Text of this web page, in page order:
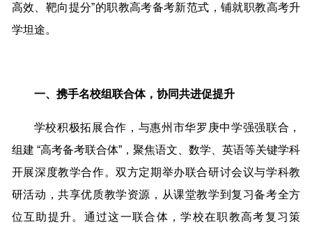
高效、靶向提分”的职教高考备考新范式，铺就职教高考升
学坦途。
一、携手名校组联合体，协同共进促提升
学校积极拓展合作，与惠州市华罗庚中学强强联合，
组建 “高考备考联合体”，聚焦语文、数学、英语等关键学科
开展深度教学合作。双方定期举办联合研讨会议与学科教
研活动，共享优质教学资源，从课堂教学到复习备考全方
位互助提升。通过这一联合体，学校在职教高考复习策